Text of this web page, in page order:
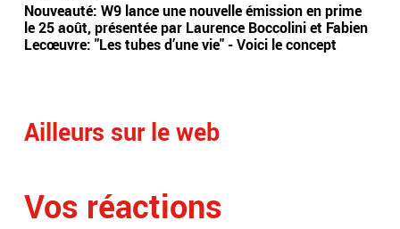
Nouveauté: W9 lance une nouvelle émission en prime
le 25 août, présentée par Laurence Boccolini et Fabien
Lecœuvre: "Les tubes d’une vie" - Voici le concept
Ailleurs sur le web
Vos réactions